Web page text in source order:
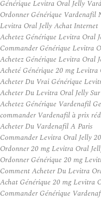
Générique Levitra Oral Jelly
Ordonner Générique Vardenafil
Levitra Oral Jelly Achat Internet
Achetez Générique Levitra Oral
Commander Générique Levitra
Achetez Générique Levitra Oral
Acheté Générique 20 mg
Acheter Du Vrai Générique
Acheter Du Levitra Oral Jelly
Achetez Générique Vardenafil
commander Vardenafil à prix
Acheter Du Vardenafil A Paris
Commander Levitra Oral Jelly
Ordonner 20 mg Levitra Oral
Ordonner Générique 20 mg
Comment Acheter Du Levitra
Achat Générique 20 mg Levitra
Commander Générique